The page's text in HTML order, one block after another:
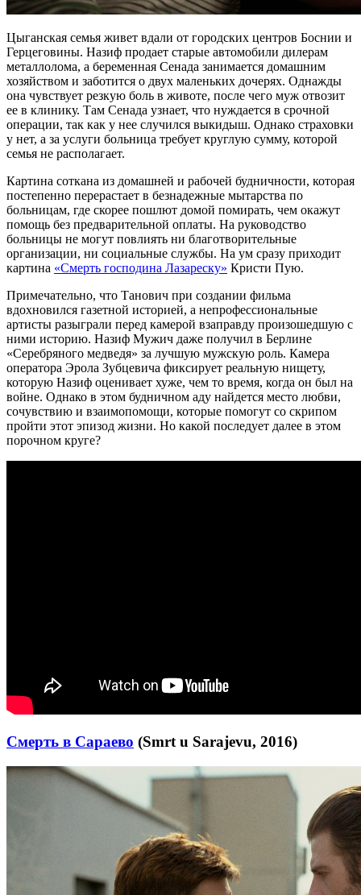
Цыганская семья живет вдали от городских центров Боснии и
Герцеговины. Назиф продает старые автомобили дилерам
металлолома, а беременная Сенада занимается домашним
хозяйством и заботится о двух маленьких дочерях. Однажды
она чувствует резкую боль в животе, после чего муж отвозит
ее в клинику. Там Сенада узнает, что нуждается в срочной
операции, так как у нее случился выкидыш. Однако страховки
у нет, а за услуги больница требует круглую сумму, которой
семья не располагает.
Картина соткана из домашней и рабочей будничности, которая
постепенно перерастает в безнадежные мытарства по
больницам, где скорее пошлют домой помирать, чем окажут
помощь без предварительной оплаты. На руководство
больницы не могут повлиять ни благотворительные
организации, ни социальные службы. На ум сразу приходит
картина «Смерть господина Лазареску» Кристи Пую.
Примечательно, что Танович при создании фильма
вдохновился газетной историей, а непрофессиональные
артисты разыграли перед камерой взаправду произошедшую с
ними историю. Назиф Мужич даже получил в Берлине
«Серебряного медведя» за лучшую мужскую роль. Камера
оператора Эрола Зубцевича фиксирует реальную нищету,
которую Назиф оценивает хуже, чем то время, когда он был на
войне. Однако в этом будничном аду найдется место любви,
сочувствию и взаимопомощи, которые помогут со скрипом
пройти этот эпизод жизни. Но какой последует далее в этом
порочном круге?
Смерть в Сараево (Smrt u Sarajevu, 2016)